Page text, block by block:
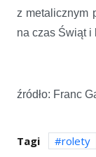
z metalicznym
na czas Świąt i
źródło: Franc
Tagi rolety